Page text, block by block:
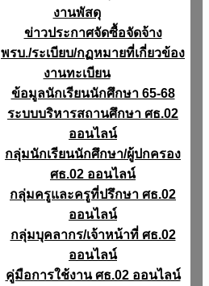
งานพัสดุ
ข่าวประกาศจัดซื้อจัดจ้าง
พรบ./ระเบียบ/กฏหมายที่เกี่ยวข้อง
งานทะเบียน
ข้อมูลนักเรียนนักศึกษา 65-68
ระบบบริหารสถานศึกษา ศธ.02
ออนไลน์
กลุ่มนักเรียนนักศึกษา/ผู้ปกครอง
ศธ.02 ออนไลน์
กลุ่มครูและครูที่ปรึกษา ศธ.02
ออนไลน์
กลุ่มบุคลากร/เจ้าหน้าที่ ศธ.02
ออนไลน์
คู่มือการใช้งาน ศธ.02 ออนไลน์